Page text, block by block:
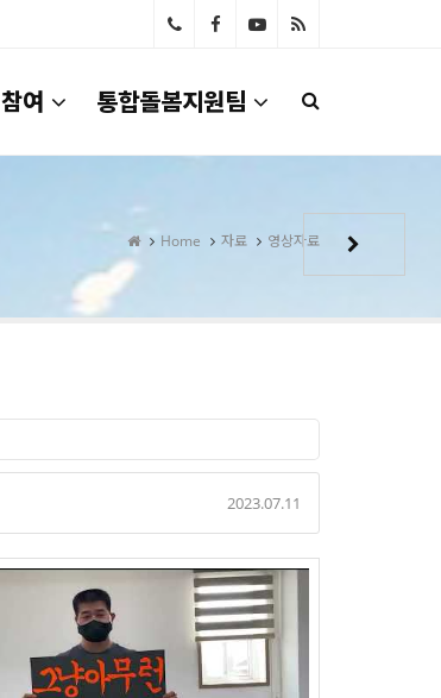
642-
참여 통합돌봄지원팀
Home 자료 영상자료
2023.07.11
2022년 자활한마당 소개자료